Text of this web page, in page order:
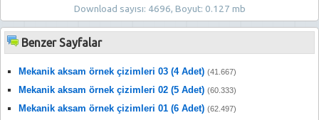
Download sayısı: 4696, Boyut: 0.127 mb
Benzer Sayfalar
Mekanik aksam örnek çizimleri 03 (4 Adet) (41.667)
Mekanik aksam örnek çizimleri 02 (5 Adet) (60.333)
Mekanik aksam örnek çizimleri 01 (6 Adet) (62.497)